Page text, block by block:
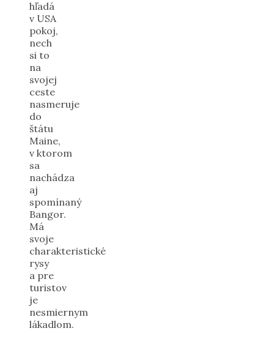
hľadá
v USA
pokoj,
nech
si to
na
svojej
ceste
nasmeruje
do
štátu
Maine,
v ktorom
sa
nachádza
aj
spomínaný
Bangor.
Má
svoje
charakteristické
rysy
a pre
turistov
je
nesmiernym
lákadlom.